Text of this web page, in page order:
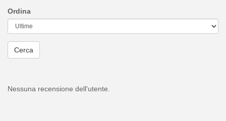
Ordina
Cerca
Nessuna recensione dell'utente.